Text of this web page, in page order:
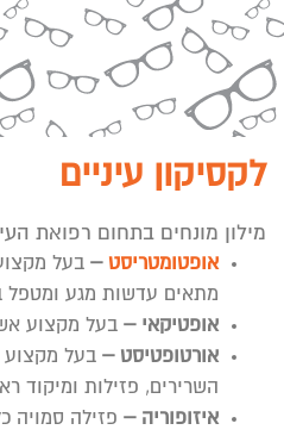
לקסיקון עיניים
מילון מונחים בתחום רפואת
אופטומטריסט – בעל
מתאים עדשות מגע ומטפל
אופטיקאי – בעל מקצוע
אורטופטיסט – בעל
השרירים, פזילות ומיקוד
איזופוריה – פזילה סמויה